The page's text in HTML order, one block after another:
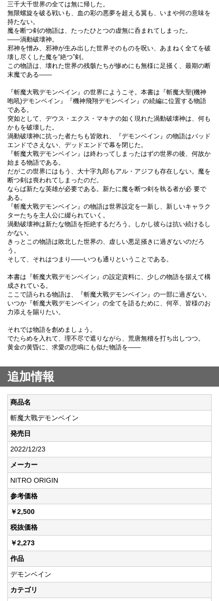
三千大千世界の全ては無に帰した。
無限螺旋を破る戦いも、血の彩の悪夢を超える翼も、いまや何の意味を
持たない。
魔を断つ剣の物語は、たったひとつの虚無に呑まれてしまった。
――渦動破壊神。
邪神を憎み、邪神が生み出した世界そのものを呪い、あまねく全てを破
壊し尽くした魔を“絶つ”剣。
この物語は、壊れた世界の残骸たちが惨めにも無様に足掻く、最期の断
末魔である――
『斬魔大戰デモンベイン』の世界にようこそ。本書は『斬魔大聖(機神
咆吼)デモンベイン』『機神飛翔デモンベイン』の続編に位置する物語
である。
突如として、デウス・エクス・マキナの如く現れた渦動破壊神は、何も
かもを破壊した。
渦動破壊神に抗った者たちも皆敗れ、『デモンベイン』の物語はバッド
エンドでさえない、デッドエンドで幕を閉じた。
『斬魔大戰デモンベイン』は終わってしまったはずの世界の後、何故か
始まる物語である。
だがこの世界にはもう、大十字九郎もアル・アジフも存在しない。魔を
断つ剣は喪われてしまったのだ。
ならば新たな英雄が必要である。新たに魔を断つ剣を執る者が必 要で
ある。
『斬魔大戰デモンベイン』の物語は世界設定を一新し、新しいキャラク
ターたちを主人公に綴られていく。
渦動破壊神は新たな物語を拒絶するだろう。しかし彼らは抗い続けるし
かない。
きっとこの物語は敗北した世界の、虚しい悪足掻きに過ぎないのだろ
う。
そして、それはつまり――いつも通りということである。
本書は『斬魔大戰デモンベイン』の設定資料に、少しの物語を据えて構
成されている。
ここで語られる物語は、『斬魔大戰デモンベイン』の一部に過ぎない。
いつか『斬魔大戰デモンベイン』の全てを語るために、何卒、皆様のお
力添えを賜りたい。
それでは物語を創めましょう。
でたらめを入れて、理不尽で遮りながら、荒唐無稽を打ち出しつつ。
黄金の黄昏に、求愛の悲鳴にも似た物語を――
追加情報
商品名
斬魔大戰デモンベイン
発売日
2022/12/23
メーカー
NITRO ORIGIN
参考価格
￥2,500
税抜価格
￥2,273
作品
デモンベイン
カテゴリ